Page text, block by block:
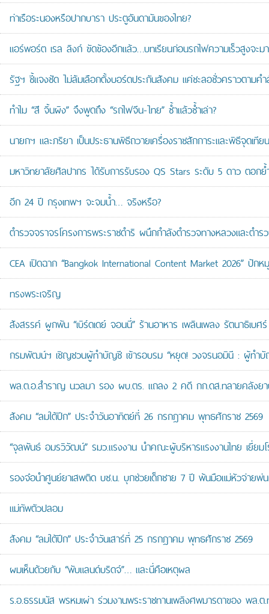
ท่าเรือระนองหรือปากบารา ประตูอันดามันของไทย?
แอร์พอร์ต เรล ลิงก์ ขัดข้องอีกแล้ว…บทเรียนก่อนรถไฟความเร็วสูงจะม
รัฐฯ ชี้แจงชัด ไม่ล้มเลือกตั้งบอร์ดประกันสังคม แค่ชะลอชั่วคราวตามค
ทำไม “สี จิ้นผิง” จึงพูดถึง “รถไฟจีน-ไทย” ซ้ำแล้วซ้ำเล่า?
นายกฯ และภริยา เป็นประธานพิธีถวายเครื่องราชสักการะและพิธีจุดเ
มหาวิทยาลัยศิลปากร ได้รับการรับรอง QS Stars ระดับ 5 ดาว ตอก
อีก 24 ปี กรุงเทพฯ จะจมน้ำ… จริงหรือ?
ตำรวจจราจรโครงการพระราชดำริ ผนึกกำลังตำรวจทางหลวงและตำ
CEA เปิดฉาก “Bangkok International Content Market 2026” ปั
ทรงพระเจริญ
สังสรรค์ ผูกพัน “เบิร์ดเดย์ จอนนี่” ร้านอาหาร เพลินเพลง รัตนาธิเบศ
กรมพัฒน์ฯ เชิญชวนผู้ทำบัญชี เข้ารอบรม “หยุด! วงจรนอมินี : ผู้ทำ
พล.ต.อ.สำราญ นวลมา รอง ผบ.ตร. แถลง 2 คดี กก.ดส.ทลายคลังย
สังคม “ลมใต้ปีก” ประจำวันอาทิตย์ที่ 26 กรกฎาคม พุทธศักราช 2569
“จุลพันธ์ อมรวิวัฒน์” รมว.แรงงาน นำคณะผู้บริหารแรงงานไทย เยี่ยม
รองจ๋อนำศูนย์ยาเสพติด บช.น. บุกช่วยเด็กชาย 7 ปี พ้นมือแม่หัวจ่ายพ่น
แม่ทัพตัวปลอม
สังคม “ลมใต้ปีก” ประจำวันเสาร์ที่ 25 กรกฎาคม พุทธศักราช 2569
ผมเห็นด้วยกับ “พับแลนด์บริดจ์”… และนี่คือเหตุผล
ร.อ.ธรรมนัส พรหมเผ่า ร่วมงานพระราชทานเพลิงศพมารดาของ พล.